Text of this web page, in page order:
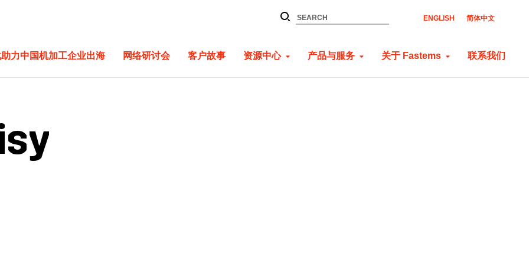
ENGLISH 简体中文
力中国机加工企业出海 网络研讨会 客户故事 资源中心 产品与服务 关于 Fastems 联系我们